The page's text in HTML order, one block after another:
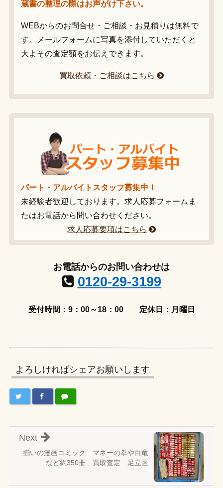
蔵書の整理の際はお声がけ下さい。
WEBからのお問合せ・ご相談・お見積りは無料で
す。メールフォームに写真を添付していただくと
大よその査定額をお伝えできます。
買取依頼・ご相談はこちら
パート・アルバイトスタッフ募集中！
未経験者歓迎しております。求人応募フォームま
たはお電話から問い合わせください。
求人応募要項はこちら
お電話からのお問い合わせは
0120-29-3199
受付時間：9：00～18：00 定休日：月曜日
よろしければシェアお願いします
揃いの漫画コミック マネーの拳や白竜
など約350冊 買取査定 足立区
Next